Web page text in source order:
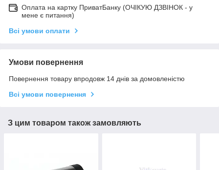
Оплата на картку ПриватБанку (ОЧІКУЮ ДЗВІНОК - у
мене є питання)
Всі умови оплати
Умови повернення
Повернення товару впродовж 14 днів за домовленістю
Всі умови повернення
З цим товаром також замовляють